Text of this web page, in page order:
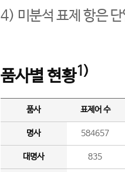
4) 미분석 표제 항은
품사별 현황1)
품사 표제어 수
명사 584657
대명사 835